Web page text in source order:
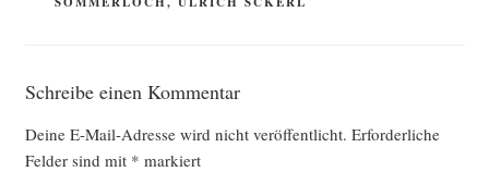
Schreibe einen Kommentar
Deine E-Mail-Adresse wird nicht veröffentlicht. Erforderliche
Felder sind mit * markiert